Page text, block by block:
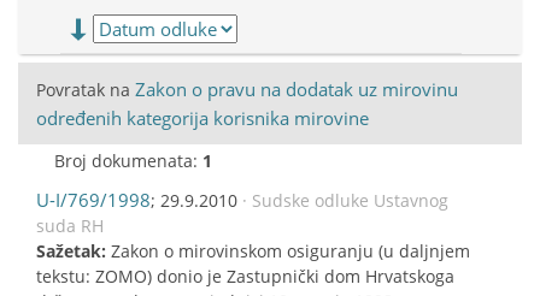
Povratak na Zakon o pravu na dodatak uz mirovinu
određenih kategorija korisnika mirovine
Broj dokumenata: 1
U-I/769/1998; 29.9.2010 · Sudske odluke Ustavnog
suda RH
Sažetak: Zakon o mirovinskom osiguranju (u daljnjem
tekstu: ZOMO) donio je Zastupnički dom Hrvatskoga